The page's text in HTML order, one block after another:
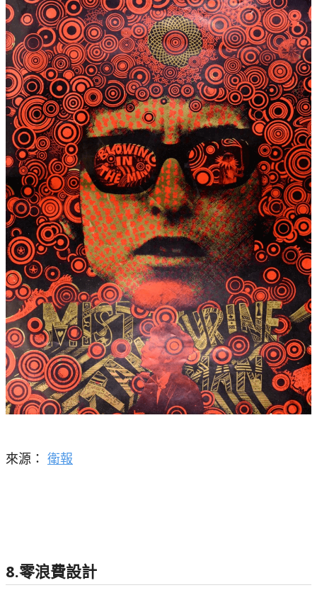
來源： 衛報
8.零浪費設計